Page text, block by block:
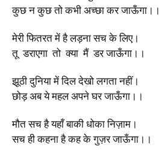
कुछ न कुछ तो कभी अच्छा कर जाऊँगा।।
मेरी फितरत में है लड़ना सच के लिए।
तू डराएगा तो क्या मैं डर जाऊँगा।।
झूठी दुनिया में दिल देखो लगता नहीं।
छोड़ अब ये महल अपने घर जाऊँगा।।
मौत सच है यहाँ बाकी धोका निज़ाम।
सच ही कहना है कह के गुज़र जाऊँगा।।